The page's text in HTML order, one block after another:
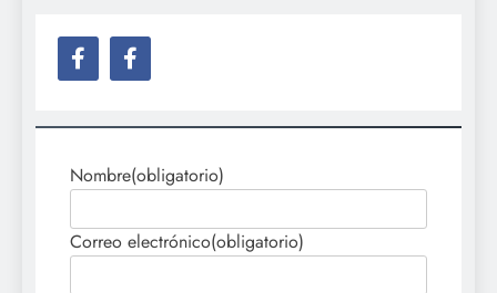
Nombre(obligatorio)
Correo electrónico(obligatorio)